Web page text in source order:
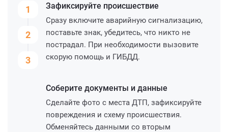
1
2
3
Зафиксируйте происшествие
Сразу включите аварийную сигнализацию,
поставьте знак, убедитесь, что никто не
пострадал. При необходимости вызовите
скорую помощь и ГИБДД.
Соберите документы и данные
Сделайте фото с места ДТП, зафиксируйте
повреждения и схему происшествия.
Обменяйтесь данными со вторым